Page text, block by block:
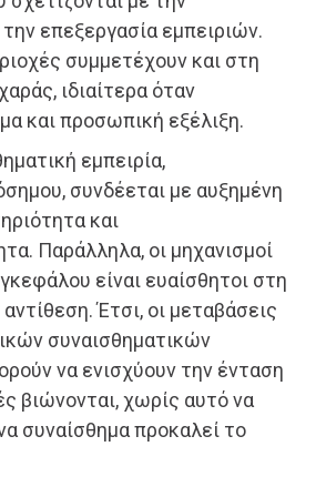
επεξεργασία εμπειριών.
συμμετέχουν και στη
ιδιαίτερα όταν
και προσωπική εξέλιξη.
εμπειρία,
συνδέεται με αυξημένη
και
Παράλληλα, οι μηχανισμοί
είναι ευαίσθητοι στη
Έτσι, οι μεταβάσεις
συναισθηματικών
να ενισχύουν την ένταση
βιώνονται, χωρίς αυτό να
συναίσθημα προκαλεί το